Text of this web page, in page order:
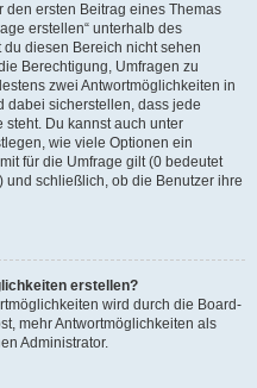
den ersten Beitrag eines Themas
erstellen“ unterhalb des
diesen Bereich nicht sehen
Berechtigung, Umfragen zu
zwei Antwortmöglichkeiten in
dabei sicherstellen, dass jede
Du kannst auch unter
wie viele Optionen ein
für die Umfrage gilt (0 bedeutet
schließlich, ob die Benutzer ihre
erstellen?
wird durch die Board-
mehr Antwortmöglichkeiten als
Administrator.